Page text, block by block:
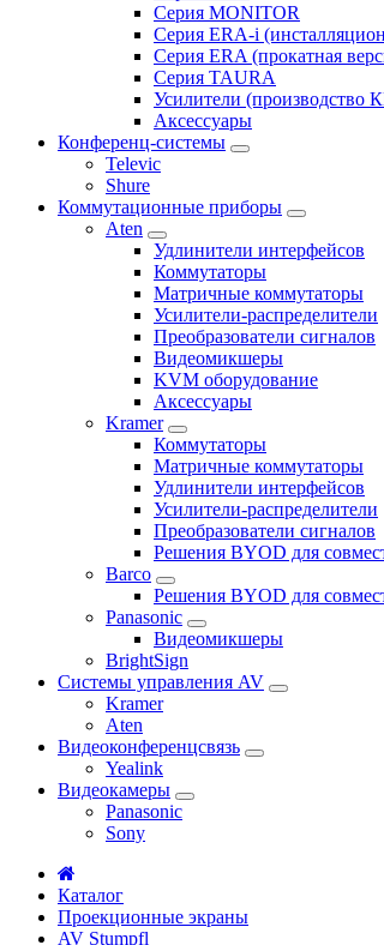
Серия MONITOR
Серия ERA-i
Серия ERA (прокатная
Серия TAURA
Усилители (производство
Аксессуары
Конференц-системы
Televic
Shure
Коммутационные приборы
Aten
Удлинители интерфейсов
Коммутаторы
Матричные коммутаторы
Усилители-распределители
Преобразователи сигналов
Видеомикшеры
KVM оборудование
Аксессуары
Kramer
Коммутаторы
Матричные коммутаторы
Удлинители интерфейсов
Усилители-распределители
Преобразователи сигналов
Решения BYOD для
Barco
Решения BYOD для
Panasonic
Видеомикшеры
BrightSign
Системы управления AV
Kramer
Aten
Видеоконференцсвязь
Yealink
Видеокамеры
Panasonic
Sony
Каталог
Проекционные экраны
AV Stumpfl